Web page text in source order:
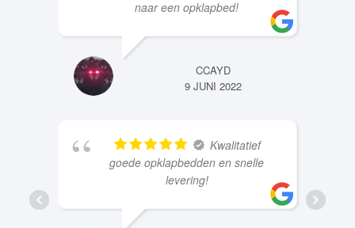
naar een opklapbed!
CCAYD
9 JUNI 2022
Kwalitatief
goede opklapbedden en snelle
levering!